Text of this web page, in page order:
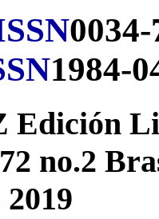
1984-
Edición
no.2